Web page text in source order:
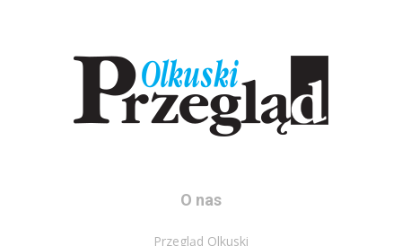
O nas
Przegląd Olkuski